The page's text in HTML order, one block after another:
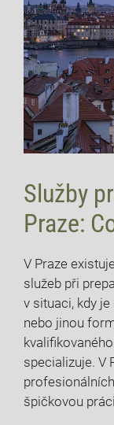
Služby‌
Praze:​
V‌ Praze
služeb ‍při
v situaci,​ kdy
nebo jinou
specializuje. ‌V
špičkovou